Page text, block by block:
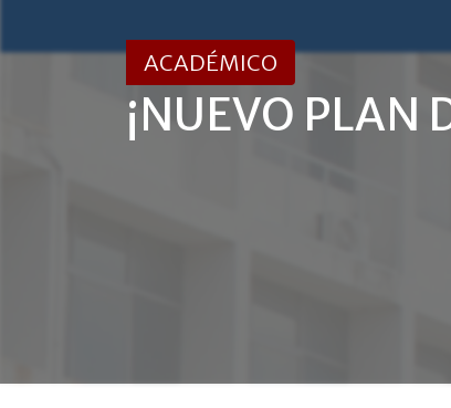
ACADÉMICO
¡NUEVO PLAN